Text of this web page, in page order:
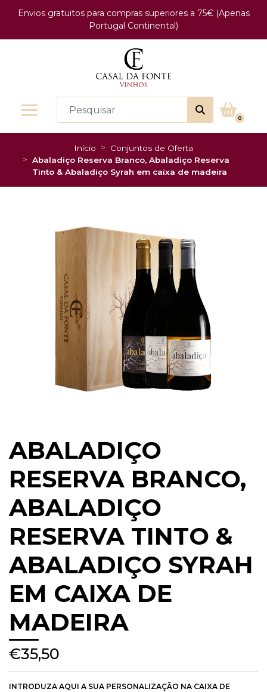
Envios gratuitos para compras superiores a 75€ (Apenas
Portugal Continental)
0
Início
Conjuntos de Oferta
Abaladiço Reserva Branco, Abaladiço Reserva
Tinto & Abaladiço Syrah em caixa de madeira
ABALADIÇO
RESERVA BRANCO,
ABALADIÇO
RESERVA TINTO &
ABALADIÇO SYRAH
EM CAIXA DE
MADEIRA
€35,50
INTRODUZA AQUI A SUA PERSONALIZAÇÃO NA CAIXA DE